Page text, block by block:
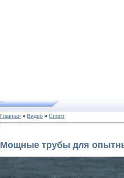
Главная » Видео » Спорт
Мощные трубы для